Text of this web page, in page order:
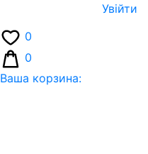
Увiйти
0
0
Ваша корзина: